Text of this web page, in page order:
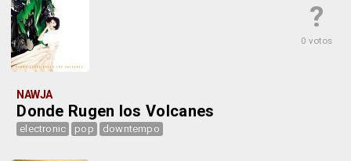
?
0 votos
NAWJA
Donde Rugen los Volcanes
electronic pop downtempo